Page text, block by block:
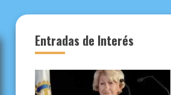
Entradas de Interés